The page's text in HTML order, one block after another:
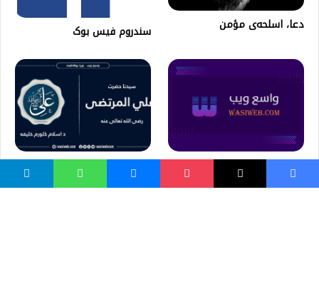
دعا، اسلحه‌ی مؤمن سندروم فیس بوک
Tawa chicken د حضرت علي -رض- ژوندلیک